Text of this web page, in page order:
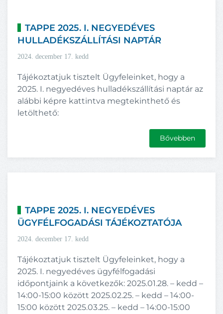
TAPPE 2025. I. NEGYEDÉVES
HULLADÉKSZÁLLÍTÁSI NAPTÁR
2024. december 17. kedd
Tájékoztatjuk tisztelt Ügyfeleinket, hogy a
2025. I. negyedéves hulladékszállítási naptár az
alábbi képre kattintva megtekinthető és
letölthető:
Bővebben
TAPPE 2025. I. NEGYEDÉVES
ÜGYFÉLFOGADÁSI TÁJÉKOZTATÓJA
2024. december 17. kedd
Tájékoztatjuk tisztelt Ügyfeleinket, hogy a
2025. I. negyedéves ügyfélfogadási
időpontjaink a következők: 2025.01.28. – kedd –
14:00-15:00 között 2025.02.25. – kedd – 14:00-
15:00 között 2025.03.25. – kedd – 14:00-15:00